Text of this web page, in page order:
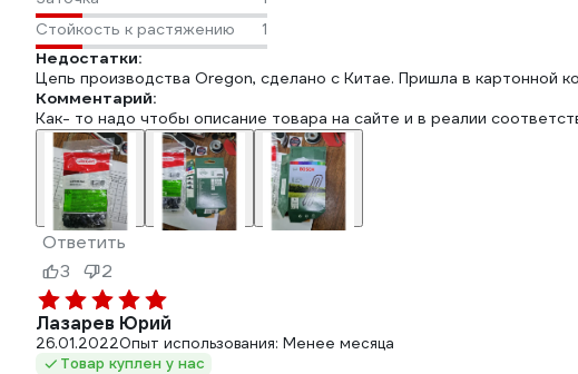
Стойкость к растяжению
1
Недостатки:
Цепь производства Oregon, сделано с Китае. Пришла в картонной
Комментарий:
Как- то надо чтобы описание товара на сайте и в реалии
Ответить
3
2
Лазарев Юрий
26.01.2022Опыт использования: Менее месяца
Товар куплен у нас